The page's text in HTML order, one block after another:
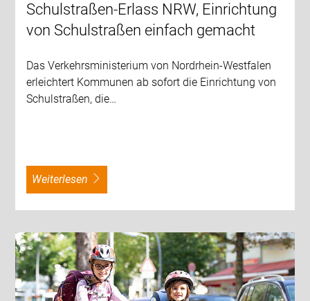
Schulstraßen-Erlass NRW, Einrichtung
von Schulstraßen einfach gemacht
Das Verkehrsministerium von Nordrhein-Westfalen
erleichtert Kommunen ab sofort die Einrichtung von
Schulstraßen, die…
weiterlesen